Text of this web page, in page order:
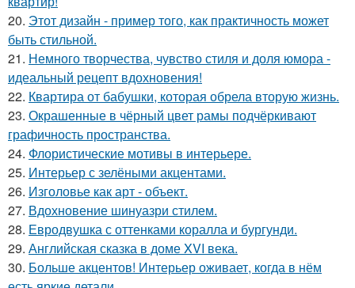
20. Этот дизайн - пример того, как практичность может
быть стильной.
21. Немного творчества, чувство стиля и доля юмора -
идеальный рецепт вдохновения!
22. Квартира от бабушки, которая обрела вторую жизнь.
23. Окрашенные в чёрный цвет рамы подчёркивают
графичность пространства.
24. Флористические мотивы в интерьере.
25. Интерьер с зелёными акцентами.
26. Изголовье как арт - объект.
27. Вдохновение шинуазри стилем.
28. Евродвушка с оттенками коралла и бургунди.
29. Английская сказка в доме XVI века.
30. Больше акцентов! Интерьер оживает, когда в нём